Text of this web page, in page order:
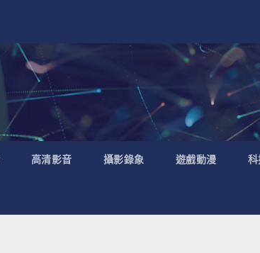
高清影音 攝影錄象 遊戲動漫 科